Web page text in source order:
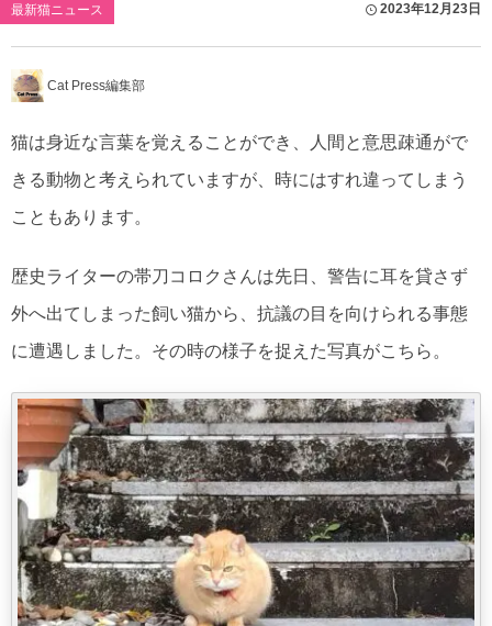
最新猫ニュース 2023年12月23日
Cat Press編集部
猫は身近な言葉を覚えることができ、人間と意思疎通がで
きる動物と考えられていますが、時にはすれ違ってしまう
こともあります。
歴史ライターの帯刀コロクさんは先日、警告に耳を貸さず
外へ出てしまった飼い猫から、抗議の目を向けられる事態
に遭遇しました。その時の様子を捉えた写真がこちら。